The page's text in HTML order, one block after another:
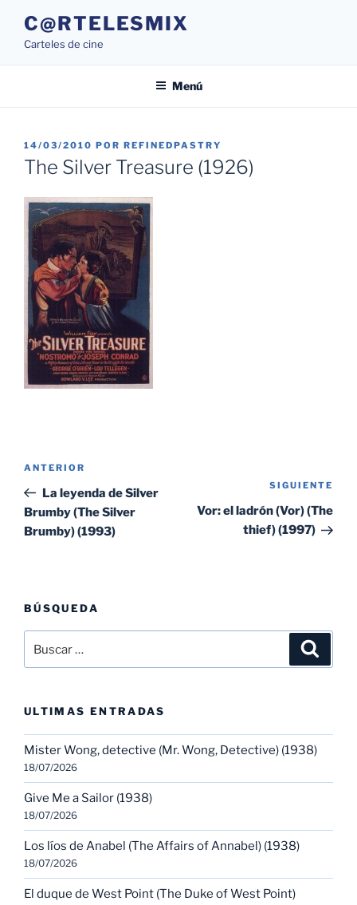
contenido
C@RTELESMIX
Carteles de cine
Menú
PUBLICADO
EL
14/03/2010 POR REFINEDPASTRY
The Silver Treasure (1926)
entradas
Entrada
anterior:
ANTERIOR
La leyenda de Silver
Brumby (The Silver
Brumby) (1993)
SIGUIENTE
Vor: el ladrón (Vor) (The
thief) (1997)
BÚSQUEDA
por:
ULTIMAS ENTRADAS
Mister Wong, detective (Mr. Wong, Detective) (1938)
18/07/2026
Give Me a Sailor (1938)
18/07/2026
Los líos de Anabel (The Affairs of Annabel) (1938)
18/07/2026
El duque de West Point (The Duke of West Point)